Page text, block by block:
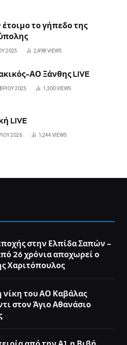
έτοιμο το γήπεδο της
2025 2,498 VIEWS
ΑΟ Ξάνθης LIVE
2025 1,300VIEWS
LIVE
2026 1,244 VIEWS
στην Ελπίδα Σαπών –
26 χρόνια αποχωρεί ο
Χαριτόπουλος
νίκη του ΑΟ Καβάλας
στον Άγιο Αθανάσιο